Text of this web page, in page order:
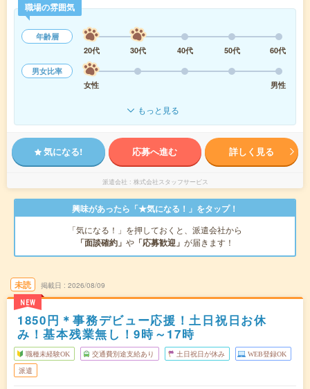
職場の雰囲気
年齢層
20代
30代 40代 50代
60代
男女比率
女性
男性
もっと見る
気になる! 応募へ進む 詳しく見る
派遣会社 株式会社スタッフサービス
興味があったら「★気になる！」をタップ！
「気になる！」を押しておくと、派遣会社から
「面談確約」 や 「応募歓迎」 が届きます！
未読
NEW
掲載日 2026/08/09
1850円＊事務デビュー応援！土日祝日お休
み！基本残業無し！9時～17時
職種未経験OK 交通費別途支給あり 土日祝日が休み WEB登録OK
派遣